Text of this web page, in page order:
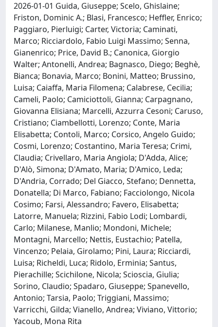
2026-01-01 Guida, Giuseppe; Scelo, Ghislaine;
Friston, Dominic A.; Blasi, Francesco; Heffler, Enrico;
Paggiaro, Pierluigi; Carter, Victoria; Caminati,
Marco; Ricciardolo, Fabio Luigi Massimo; Senna,
Gianenrico; Price, David B.; Canonica, Giorgio
Walter; Antonelli, Andrea; Bagnasco, Diego; Beghè,
Bianca; Bonavia, Marco; Bonini, Matteo; Brussino,
Luisa; Caiaffa, Maria Filomena; Calabrese, Cecilia;
Cameli, Paolo; Camiciottoli, Gianna; Carpagnano,
Giovanna Elisiana; Marcelli, Azzurra Cesoni; Caruso,
Cristiano; Ciambellotti, Lorenzo; Conte, Maria
Elisabetta; Contoli, Marco; Corsico, Angelo Guido;
Cosmi, Lorenzo; Costantino, Maria Teresa; Crimi,
Claudia; Crivellaro, Maria Angiola; D'Adda, Alice;
D'Alò, Simona; D'Amato, Maria; D'Amico, Leda;
D'Andria, Corrado; Del Giacco, Stefano; Dennetta,
Donatella; Di Marco, Fabiano; Facciolongo, Nicola
Cosimo; Farsi, Alessandro; Favero, Elisabetta;
Latorre, Manuela; Rizzini, Fabio Lodi; Lombardi,
Carlo; Milanese, Manlio; Mondoni, Michele;
Montagni, Marcello; Nettis, Eustachio; Patella,
Vincenzo; Pelaia, Girolamo; Pini, Laura; Ricciardi,
Luisa; Richeldi, Luca; Ridolo, Erminia; Santus,
Pierachille; Scichilone, Nicola; Scioscia, Giulia;
Sorino, Claudio; Spadaro, Giuseppe; Spanevello,
Antonio; Tarsia, Paolo; Triggiani, Massimo;
Varricchi, Gilda; Vianello, Andrea; Viviano, Vittorio;
Yacoub, Mona Rita